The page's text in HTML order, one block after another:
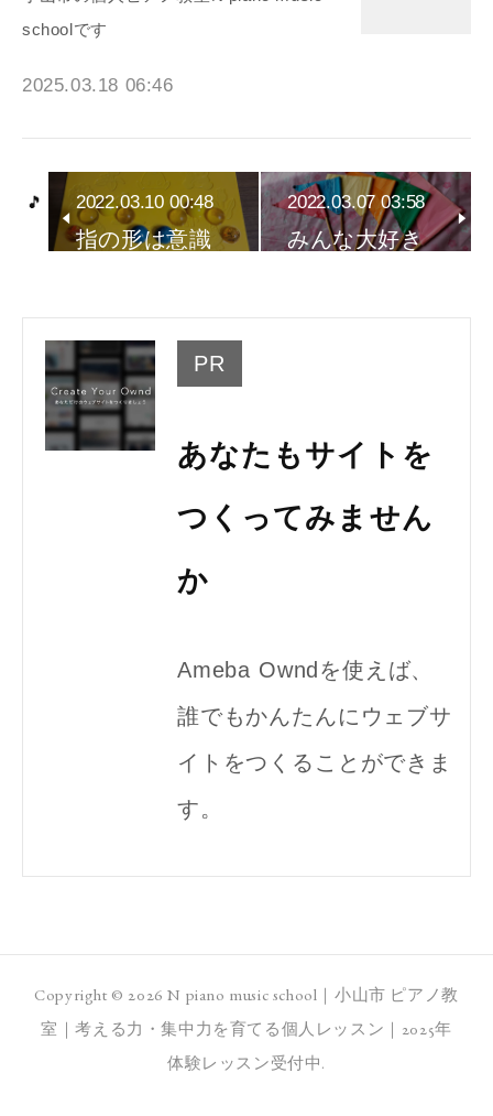
schoolです
2025.03.18 06:46
2022.03.10 00:48
指の形は意識
2022.03.07 03:58
みんな大好き
PR
あなたもサイトを
つくってみません
か
Ameba Owndを使えば、
誰でもかんたんにウェブサ
イトをつくることができま
す。
Copyright © 2026 N piano music school｜小山市 ピアノ教
室｜考える力・集中力を育てる個人レッスン｜2025年
体験レッスン受付中.